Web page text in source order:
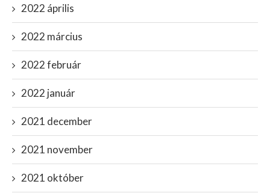
2022 április
2022 március
2022 február
2022 január
2021 december
2021 november
2021 október